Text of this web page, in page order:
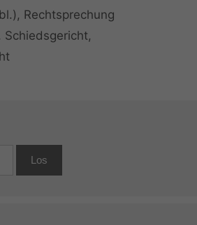
, Rechtsprechung
Schiedsgericht,